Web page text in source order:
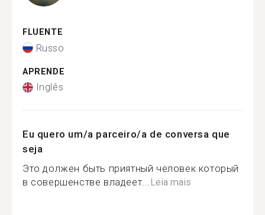
FLUENTE
Russo
APRENDE
Inglês
Eu quero um/a parceiro/a de conversa que
seja
Это должен быть приятный человек который
в совершенстве владеет...Leia mais